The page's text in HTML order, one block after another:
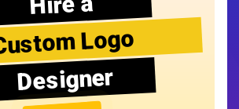
Logo
Designer